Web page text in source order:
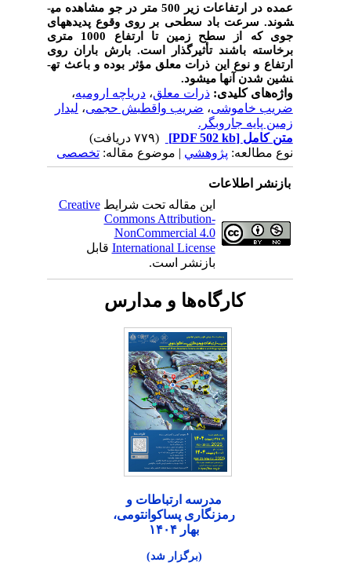
عمده در ارتفاعات زیر 500 متر در جو مشاهده می­
شوند. سرعت باد سطحی بر روی وقوع پدیده­های
جوی که از سطح زمین تا ارتفاع 1000 متری
برخاسته باشند تأثیر­گذار است. بارش باران روی
ارتفاع و نوع این ذرات معلق مؤثر بوده و باعث ته­
نشین شدن آنها می­شود.
واژه‌های کلیدی:ذرات معلق،دریاچه ارومیه،
ضریب خاموشی،ضریب واقطبش حجمی،لیدار
زمین پایه جاروبگر.
متن کامل[PDF 502 kb]
نوع مطالعه:پژوهشي| موضوع مقاله:تخصصی
بازنشر اطلاعات
این مقاله تحت شرایطCreative
Commons Attribution-
NonCommercial 4.0
International Licenseقابل
بازنشر است.
کارگاه‌ها و مدارس
مدرسه ارتباطات و
رمزنگاری پساکوانتومی،
بهار ۱۴۰۴
(برگزار شد)